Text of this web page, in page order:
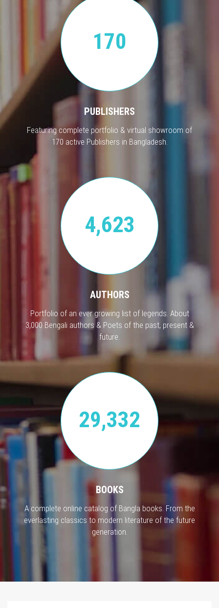
170
PUBLISHERS
Featuring complete portfolio & virtual showroom of
170 active Publishers in Bangladesh.
4,623
AUTHORS
Portfolio of an ever growing list of legends. About
3,000 Bengali authors & Poets of the past, present &
future.
29,332
BOOKS
A complete online catalog of Bangla books. From the
everlasting classics to modern literature of the future
generation.